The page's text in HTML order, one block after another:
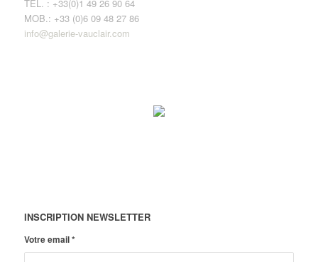
TEL. : +33(0)1 49 26 90 64
MOB.: +33 (0)6 09 48 27 86
info@galerie-vauclair.com
INSCRIPTION NEWSLETTER
Votre email*